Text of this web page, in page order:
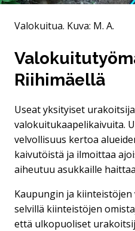
Valokuitua. Kuva: M. A.
Riihimäellä
Useat yksityiset
valokuitukaapelikaivuita.
velvollisuus kertoa
kaivutöistä ja ilmoittaa
aiheutuu asukkaille
Kaupungin ja
selvillä kiinteistöjen
että ulkopuoliset